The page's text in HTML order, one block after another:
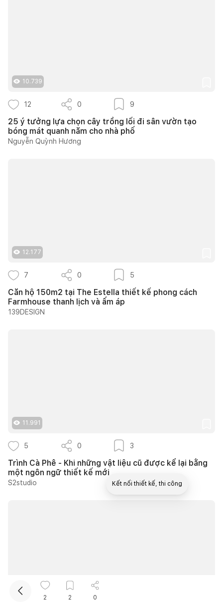
10.739
12 0 9
25 ý tưởng lựa chọn cây trồng lối đi sân vườn tạo
bóng mát quanh năm cho nhà phố
Nguyễn Quỳnh Hương
12.177
7 0 5
Căn hộ 150m2 tại The Estella thiết kế phong cách
Farmhouse thanh lịch và ấm áp
139DESIGN
11.991
5 0 3
Trình Cà Phê - Khi những vật liệu cũ được kể lại bằng
một ngôn ngữ thiết kế mới
S2studio
2 2 0
Kết nối thiết kế, thi công